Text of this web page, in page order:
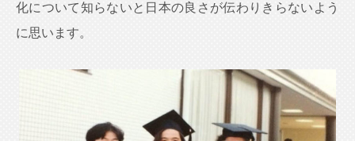
化について知らないと日本の良さが伝わりきらないよう
に思います。